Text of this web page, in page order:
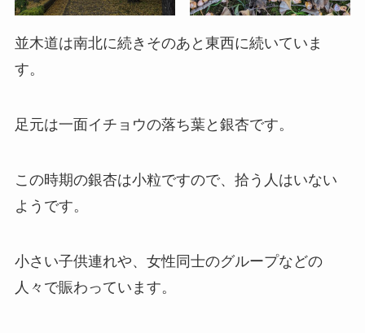
並木道は南北に続きそのあと東西に続いていま
す。
足元は一面イチョウの落ち葉と銀杏です。
この時期の銀杏は小粒ですので、拾う人はいない
ようです。
小さい子供連れや、女性同士のグループなどの
人々で賑わっています。